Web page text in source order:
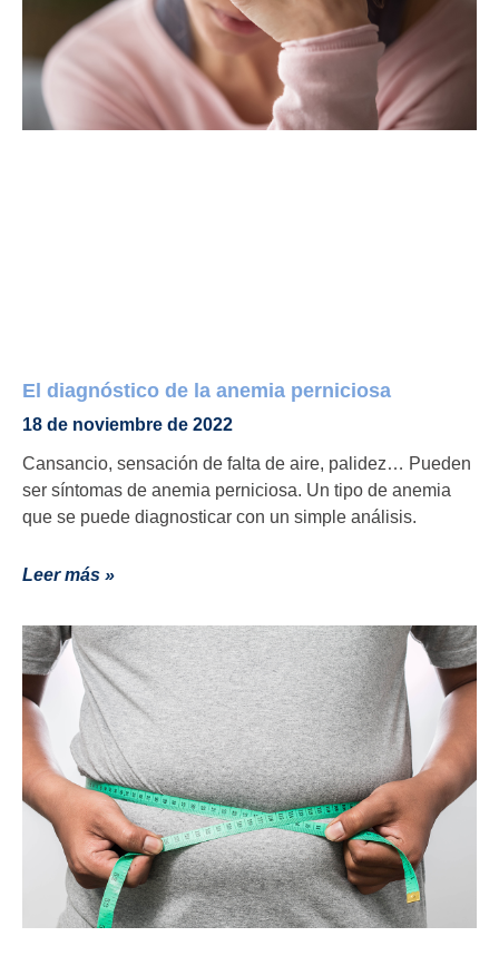
El diagnóstico de la anemia perniciosa
18 de noviembre de 2022
Cansancio, sensación de falta de aire, palidez… Pueden
ser síntomas de anemia perniciosa. Un tipo de anemia
que se puede diagnosticar con un simple análisis.
Leer más »